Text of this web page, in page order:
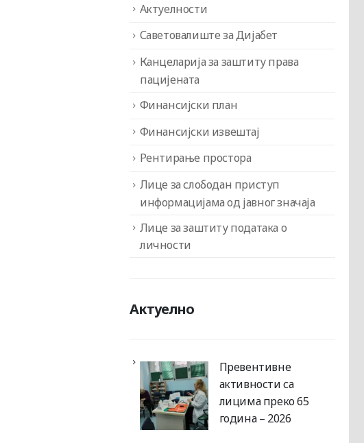
Актуелности
Саветовалиште за Дијабет
Канцеларија за заштиту права
пацијената
Финансијски план
Финансијски извештај
Рентирање простора
Лице за слободан приступ
информацијама од јавног значаја
Лице за заштиту података о
личности
Актуелно
Превентивне
активности са
лицима преко 65
година – 2026